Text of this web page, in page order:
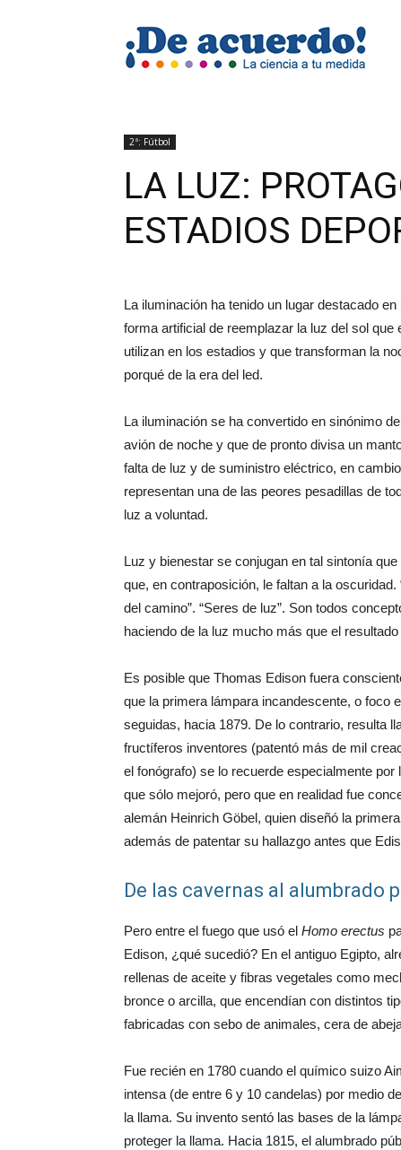
2ª: Fútbol
LA LUZ:
ESTADIOS
La iluminación ha tenido un lugar destacado
forma artificial de reemplazar la luz del sol
utilizan en los estadios y que transforman la
porqué de la era del led.
La iluminación se ha convertido en sinónimo
avión de noche y que de pronto divisa un
falta de luz y de suministro eléctrico, en
representan una de las peores pesadillas de
luz a voluntad.
Luz y bienestar se conjugan en tal sintonía
que, en contraposición, le faltan a la oscuridad.
del camino”. “Seres de luz”. Son todos
haciendo de la luz mucho más que el
Es posible que Thomas Edison fuera
que la primera lámpara incandescente, o foco
seguidas, hacia 1879. De lo contrario, resulta
fructíferos inventores (patentó más de mil
el fonógrafo) se lo recuerde especialmente
que sólo mejoró, pero que en realidad fue
alemán Heinrich Göbel, quien diseñó la
además de patentar su hallazgo antes que
De las cavernas al alumbrado
Pero entre el fuego que usó el Homo erectus
Edison, ¿qué sucedió? En el antiguo Egipto,
rellenas de aceite y fibras vegetales como
bronce o arcilla, que encendían con distintos
fabricadas con sebo de animales, cera de
Fue recién en 1780 cuando el químico suizo
intensa (de entre 6 y 10 candelas) por medio
la llama. Su invento sentó las bases de la
proteger la llama. Hacia 1815, el alumbrado